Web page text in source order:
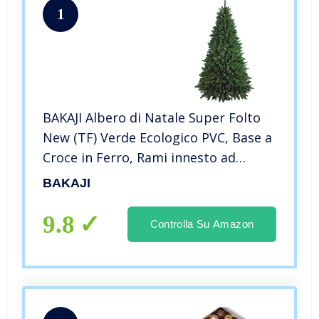
1
BAKAJI Albero di Natale Super Folto
New (TF) Verde Ecologico PVC, Base a
Croce in Ferro, Rami innesto ad
uncino, Aghi Anti Caduta, Foltissimo
BAKAJI
9.8 Controlla Su Amazon